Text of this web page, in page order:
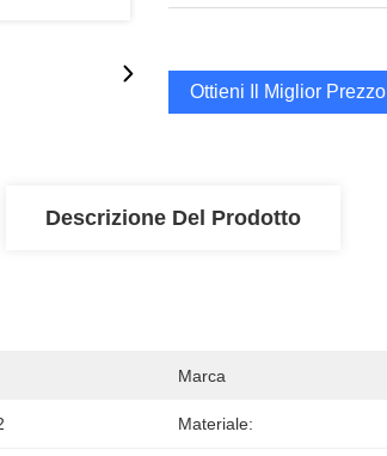
Ottieni Il Miglior Prezzo
Descrizione Del Prodotto
Marca
Materiale: